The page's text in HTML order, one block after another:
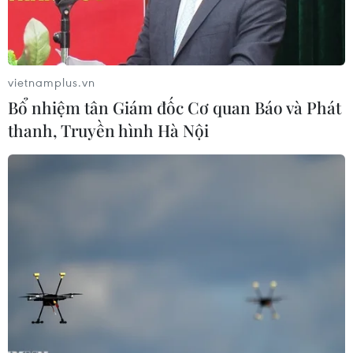
đặc sắc.
Gian hàng ẩm thực của Việt Nam với các món ăn truyền thống
thu hút đông đảo người dân sở tại và du khách quốc tế. (Ảnh:
vietnamplus.vn
Bổ nhiệm tân Giám đốc Cơ quan Báo và Phát
thanh, Truyền hình Hà Nội